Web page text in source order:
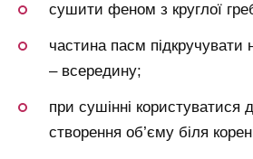
сушити феном з круглої
частина пасм підкручувати
– всередину;
при сушінні
створення об’єму біля